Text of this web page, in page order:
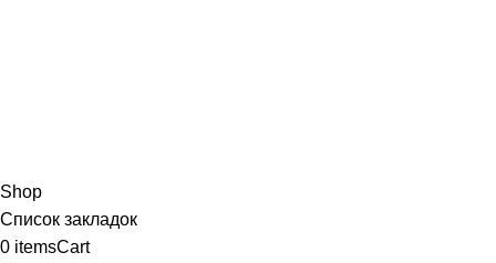
Shop
Список закладок
0 itemsCart